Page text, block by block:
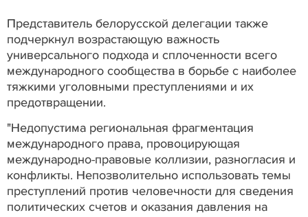
Представитель белорусской делегации также
подчеркнул возрастающую важность
универсального подхода и сплоченности всего
международного сообщества в борьбе с наиболее
тяжкими уголовными преступлениями и их
предотвращении.
"Недопустима региональная фрагментация
международного права, провоцирующая
международно-правовые коллизии, разногласия и
конфликты. Непозволительно использовать темы
преступлений против человечности для сведения
политических счетов и оказания давления на